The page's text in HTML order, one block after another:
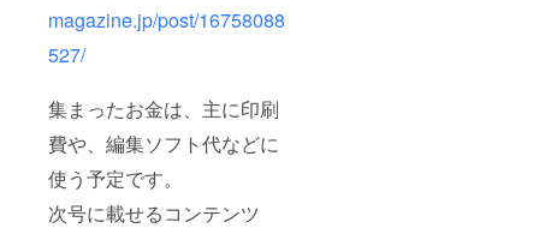
magazine.jp/post/16758088
527/
集まったお金は、主に印刷
費や、編集ソフト代などに
使う予定です。
次号に載せるコンテンツ